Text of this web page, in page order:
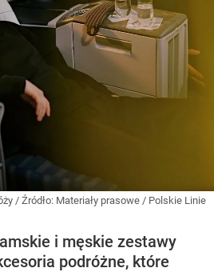
/ Źródło: Materiały prasowe / Polskie Linie
i męskie zestawy
podróżne, które